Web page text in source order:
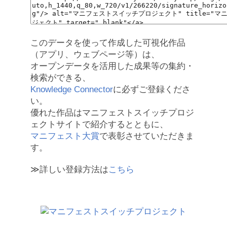
このデータを使って作成した可視化作品
（アプリ、ウェブページ等）は、
オープンデータを活用した成果等の集約・
検索ができる、
Knowledge Connectorに必ずご登録くださ
い。
優れた作品はマニフェストスイッチプロジ
ェクトサイトで紹介するとともに、
マニフェスト大賞で表彰させていただきま
す。
≫詳しい登録方法はこちら